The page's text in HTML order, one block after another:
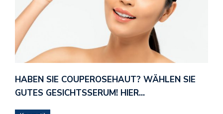
HABEN SIE COUPEROSEHAUT? WÄHLEN SIE
GUTES GESICHTSSERUM! HIER…